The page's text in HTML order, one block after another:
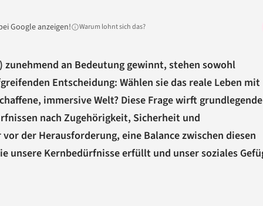
Google anzeigen! Warum lohnt sich das?
) zunehmend an Bedeutung gewinnt, stehen sowohl
Entscheidung: Wählen sie das reale Leben mit
immersive Welt? Diese Frage wirft grundlegende
nach Zugehörigkeit, Sicherheit und
der Herausforderung, eine Balance zwischen diesen
unsere Kernbedürfnisse erfüllt und unser soziales